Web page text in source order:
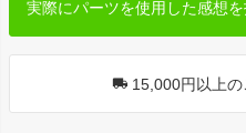
実際にパーツを使用した感想
15,000円以上